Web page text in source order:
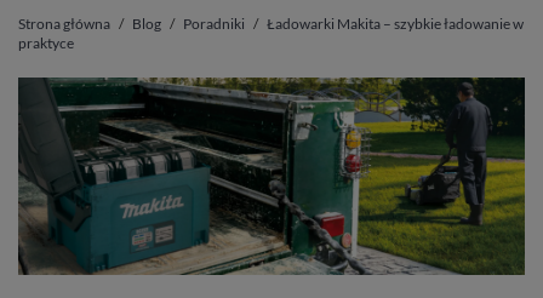
Strona główna Blog Poradniki
Ładowarki Makita – szybkie ładowanie w
praktyce